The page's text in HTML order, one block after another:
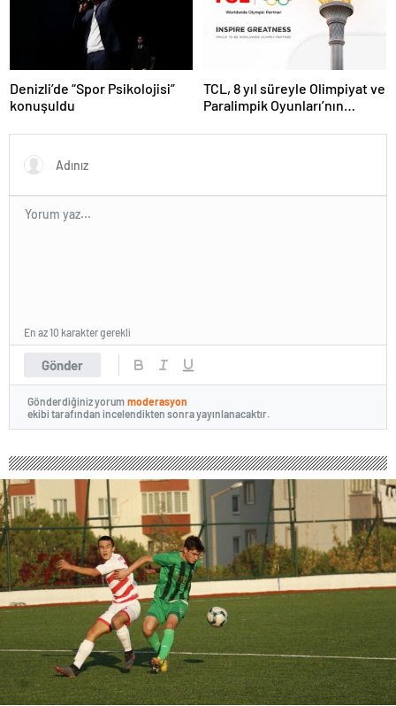
Denizli’de “Spor Psikolojisi”
konuşuldu
TCL, 8 yıl süreyle Olimpiyat ve
Paralimpik Oyunları’nın
Gönder
En az 10 karakter gerekli
Gönderdiğiniz yorum moderasyon
ekibi tarafından incelendikten sonra yayınlanacaktır.